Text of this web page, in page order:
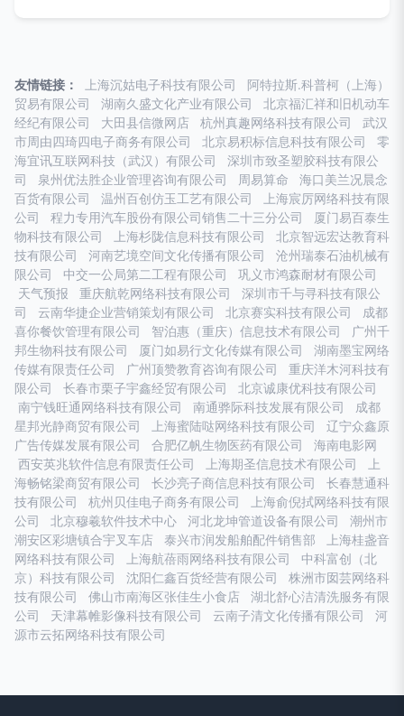
友情链接： 上海沉姑电子科技有限公司
阿特拉斯.科普柯（上海）
贸易有限公司
湖南久盛文化产业有限公司
北京福汇祥和旧机动车
经纪有限公司
大田县信微网店 杭州真趣网络科技有限公司
武汉
市周由四琦四电子商务有限公司
北京易积标信息科技有限公司
零
海宜讯互联网科技（武汉）有限公司
深圳市致圣塑胶科技有限公
司
泉州优法胜企业管理咨询有限公司 周易算命
海口美兰况晨念
百货有限公司
温州百创仿玉工艺有限公司
上海宸厉网络科技有限
公司
程力专用汽车股份有限公司销售二十三分公司
厦门易百泰生
物科技有限公司
上海杉陇信息科技有限公司
北京智远宏达教育科
技有限公司
河南艺境空间文化传播有限公司
沧州瑞泰石油机械有
限公司
中交一公局第二工程有限公司
巩义市鸿森耐材有限公司
天气预报
重庆航乾网络科技有限公司
深圳市千与寻科技有限公
司
云南华捷企业营销策划有限公司 北京赛实科技有限公司
成都
喜你餐饮管理有限公司
智泊惠（重庆）信息技术有限公司
广州千
邦生物科技有限公司
厦门如易行文化传媒有限公司
湖南墨宝网络
传媒有限责任公司
广州顶赞教育咨询有限公司
重庆洋木河科技有
限公司
长春市栗子宇鑫经贸有限公司
北京诚康优科技有限公司
南宁钱旺通网络科技有限公司
南通骅际科技发展有限公司
成都
星邦光静商贸有限公司
上海蜜陆哒网络科技有限公司
辽宁众鑫原
广告传媒发展有限公司
合肥亿帆生物医药有限公司
海南电影网
西安英兆软件信息有限责任公司
上海期圣信息技术有限公司
上
海畅铭梁商贸有限公司
长沙亮子商信息科技有限公司
长春慧通科
技有限公司
杭州贝佳电子商务有限公司
上海俞倪拭网络科技有限
公司
北京穆羲软件技术中心 河北龙坤管道设备有限公司
潮州市
潮安区彩塘镇合宇叉车店
泰兴市润发船舶配件销售部
上海桂盏音
网络科技有限公司
上海航蓓雨网络科技有限公司
中科富创（北
京）科技有限公司
沈阳仁鑫百货经营有限公司
株洲市囡芸网络科
技有限公司
佛山市南海区张佳生小食店
湖北舒心洁清洗服务有限
公司
天津幕帷影像科技有限公司 云南子清文化传播有限公司
河
源市云拓网络科技有限公司